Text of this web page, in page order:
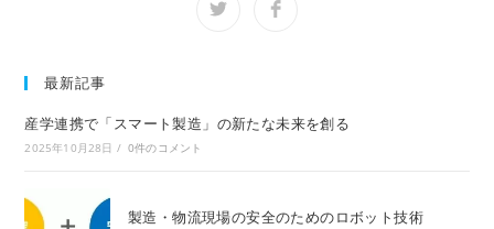
Opens Opens
最新記事
産学連携で「スマート製造」の新たな未来を創る
2025年10月28日 / 0件のコメント
製造・物流現場の安全のためのロボット技術